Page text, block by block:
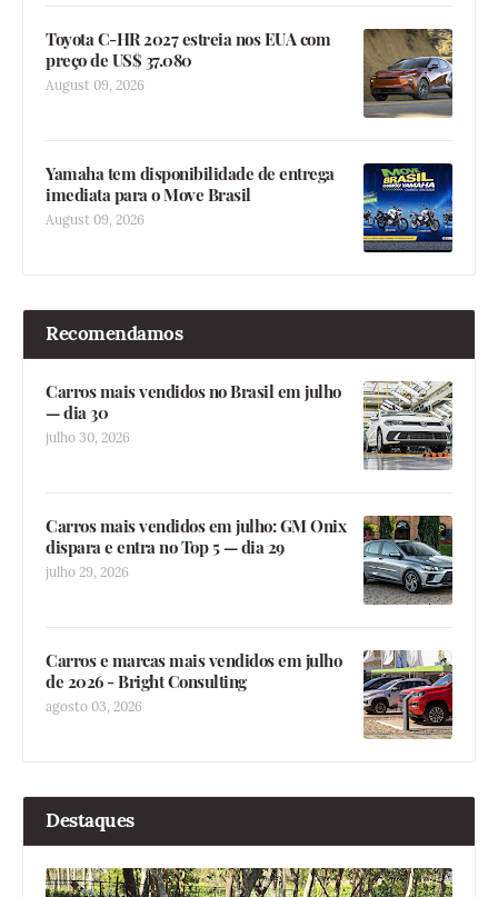
Toyota C-HR 2027 estreia nos EUA com
preço de US$ 37.080
August 09, 2026
Yamaha tem disponibilidade de entrega
imediata para o Move Brasil
August 09, 2026
Recomendamos
Carros mais vendidos no Brasil em julho
— dia 30
julho 30, 2026
Carros mais vendidos em julho: GM Onix
dispara e entra no Top 5 — dia 29
julho 29, 2026
Carros e marcas mais vendidos em julho
de 2026 - Bright Consulting
agosto 03, 2026
Destaques